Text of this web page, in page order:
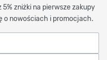
zniżki na pierwsze zakupy
o nowościach i promocjach.